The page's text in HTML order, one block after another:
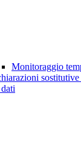
Monitoraggio